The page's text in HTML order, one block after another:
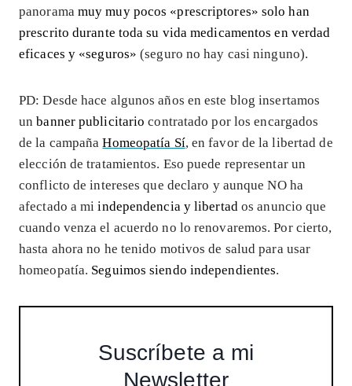
panorama muy muy pocos «prescriptores» solo han
prescrito durante toda su vida medicamentos en verdad
eficaces y «seguros» (seguro no hay casi ninguno).
PD: Desde hace algunos años en este blog insertamos
unbanner publicitario contratado por los encargados
de la campañaHomeopatía Sí, en favor de la libertad de
elección de tratamientos. Eso puede representar un
conflicto de intereses que declaro y aunque NO ha
afectado a miindependencia y libertad os anuncio que
cuando venza el acuerdo no lo renovaremos. Por cierto,
hasta ahora no he tenido motivos de salud para usar
homeopatía. Seguimos siendo independientes.
Suscríbete a mi
Newsletter